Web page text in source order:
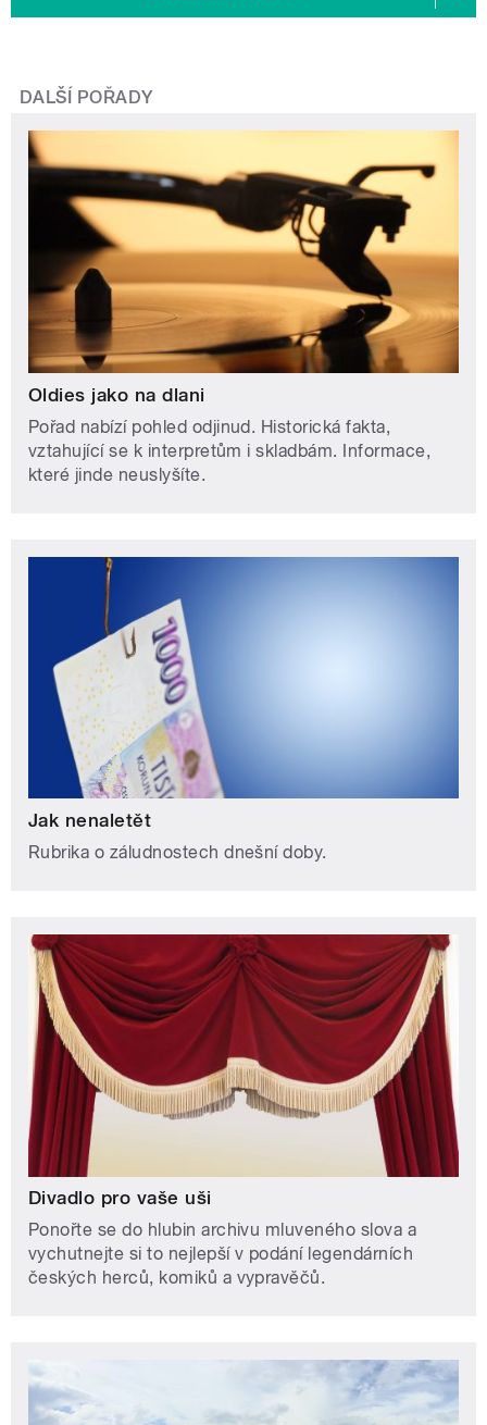
DALŠÍ POŘADY
Oldies jako na dlani
Pořad nabízí pohled odjinud. Historická fakta,
vztahující se k interpretům i skladbám. Informace,
které jinde neuslyšíte.
Jak nenaletět
Rubrika o záludnostech dnešní doby.
Divadlo pro vaše uši
Ponořte se do hlubin archivu mluveného slova a
vychutnejte si to nejlepší v podání legendárních
českých herců, komiků a vypravěčů.